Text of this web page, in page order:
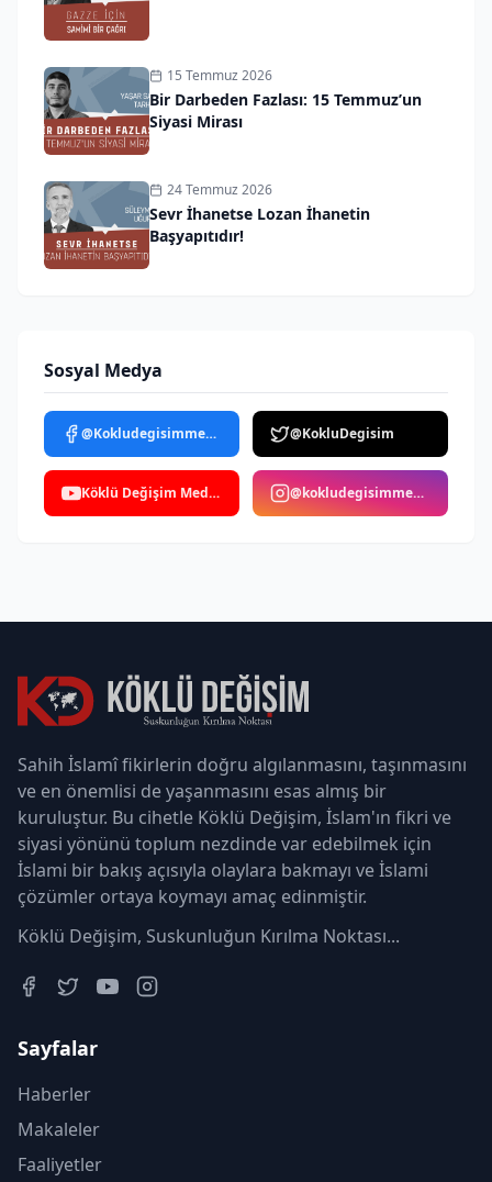
15 Temmuz 2026
Bir Darbeden Fazlası: 15 Temmuz’un
Siyasi Mirası
24 Temmuz 2026
Sevr İhanetse Lozan İhanetin
Başyapıtıdır!
Sosyal Medya
@Kokludegisimmedya @KokluDegisim
Köklü Değişim Medya @kokludegisimmedya
Sahih İslamî fikirlerin doğru algılanmasını, taşınmasını
ve en önemlisi de yaşanmasını esas almış bir
kuruluştur. Bu cihetle Köklü Değişim, İslam'ın fikri ve
siyasi yönünü toplum nezdinde var edebilmek için
İslami bir bakış açısıyla olaylara bakmayı ve İslami
çözümler ortaya koymayı amaç edinmiştir.
Köklü Değişim, Suskunluğun Kırılma Noktası...
Sayfalar
Haberler
Makaleler
Faaliyetler